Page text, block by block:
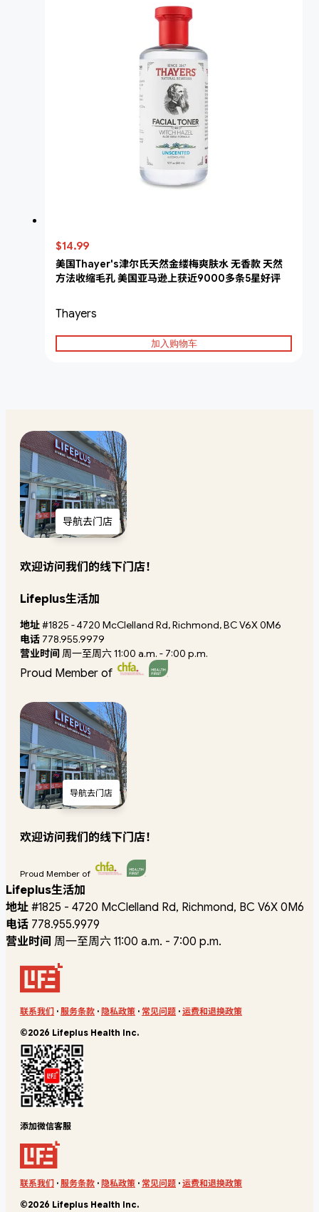
$14.99
美国Thayer's津尔氏天然金缕梅爽肤水 无香款 天然
方法收缩毛孔 美国亚马逊上获近9000多条5星好评
Thayers
加入购物车
导航去门店
欢迎访问我们的线下门店！
Lifeplus生活加
地址#1825 - 4720 McClelland Rd, Richmond, BC V6X 0M6
电话 778.955.9979
营业时间 周一至周六 11:00 a.m. - 7:00 p.m.
Proud Member of
导航去门店
欢迎访问我们的线下门店！
Proud Member of
Lifeplus生活加
地址 #1825 - 4720 McClelland Rd, Richmond, BC V6X 0M6
电话 778.955.9979
营业时间 周一至周六 11:00 a.m. - 7:00 p.m.
联系我们 · 服务条款 · 隐私政策 · 常见问题 · 运费和退换政策
©2026 Lifeplus Health Inc.
添加微信客服
联系我们 · 服务条款 · 隐私政策 · 常见问题 · 运费和退换政策
©2026 Lifeplus Health Inc.